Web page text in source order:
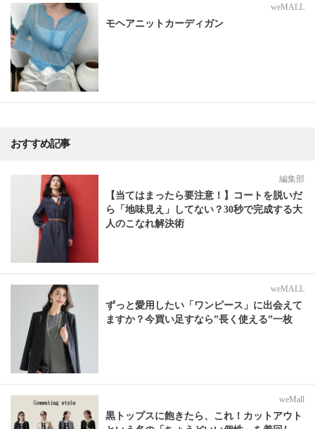
weMALL
モヘアニットカーディガン
おすすめ記事
編集部
【当てはまったら要注意！】コートを脱いだ
ら「地味見え」してない？30秒で完成する大
人のこなれ解決術
weMALL
ずっと愛用したい「ワンピース」に出会えて
ますか？今買い足すなら”長く使える”一枚
weMall
黒トップスに飽きたら、これ！カットアウト